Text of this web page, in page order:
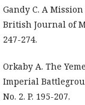
Gandy C. A
British Journal of
247-274.
Orkaby A. The
Imperial
No. 2. P. 195-207.